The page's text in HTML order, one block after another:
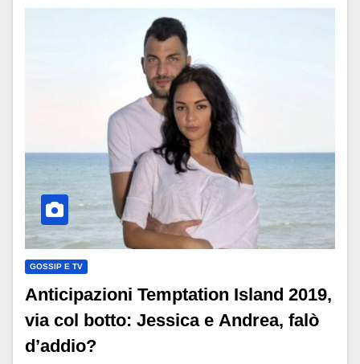
GOSSIP E TV
Anticipazioni Temptation Island 2019,
via col botto: Jessica e Andrea, falò
d’addio?